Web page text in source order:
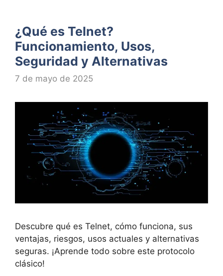
¿Qué es Telnet?
Funcionamiento, Usos,
Seguridad y Alternativas
7 de mayo de 2025
Descubre qué es Telnet, cómo funciona, sus
ventajas, riesgos, usos actuales y alternativas
seguras. ¡Aprende todo sobre este protocolo
clásico!